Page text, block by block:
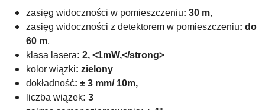
zasięg widoczności w pomieszczeniu: 30 m,
zasięg widoczności z detektorem w pomieszczeniu: do
60 m,
klasa lasera: 2, <1mW,</strong>
kolor wiązki: zielony
dokładność: ± 3 mm/ 10m,
liczba wiązek: 3